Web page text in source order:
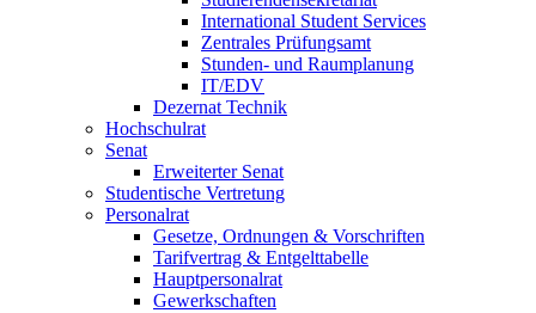
International Student Services
Zentrales Prüfungsamt
Stunden- und Raumplanung
IT/EDV
Dezernat Technik
Hochschulrat
Senat
Erweiterter Senat
Studentische Vertretung
Personalrat
Gesetze, Ordnungen & Vorschriften
Tarifvertrag & Entgelttabelle
Hauptpersonalrat
Gewerkschaften